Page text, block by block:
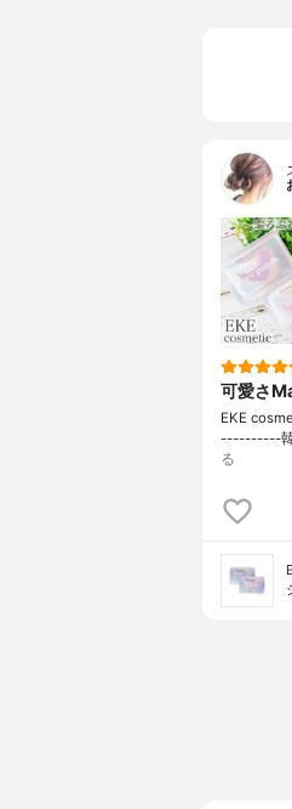
可愛さ
EKE
----------韓
る